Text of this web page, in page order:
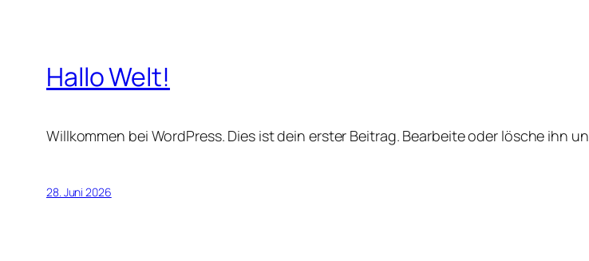
Hallo Welt!
Willkommen bei WordPress. Dies ist dein erster Beitrag. Bearbeite oder lösche ihn
28. Juni 2026